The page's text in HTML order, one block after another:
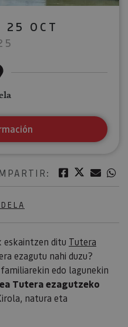
Facebook
Twitter
eskaintzen ditu Tutera
ezagutu nahi duzu?
edo lagunekin
Tutera ezagutzeko
natura eta
OCT